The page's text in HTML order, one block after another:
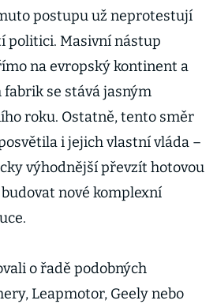
postupu už neprotestují
politici. Masivní nástup
na evropský kontinent a
se stává jasným
roku. Ostatně, tento směr
i jejich vlastní vláda –
výhodnější převzít hotovou
nové komplexní
o řadě podobných
Leapmotor, Geely nebo